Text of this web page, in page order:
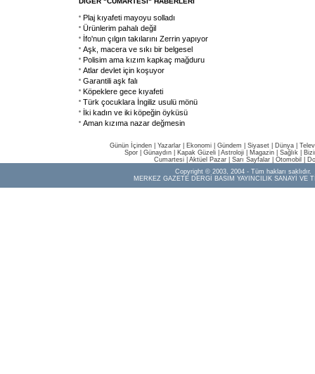
Plaj kıyafeti mayoyu solladı
Ürünlerim pahalı değil
İfo'nun çılgın takılarını Zerrin yapıyor
Aşk, macera ve sıkı bir belgesel
Polisim ama kızım kapkaç mağduru
Atlar devlet için koşuyor
Garantili aşk falı
Köpeklere gece kıyafeti
Türk çocuklara İngiliz usulü mönü
İki kadın ve iki köpeğin öyküsü
Aman kızıma nazar değmesin
Günün İçinden Yazarlar Ekonomi Gündem Siyaset Dünya |
Spor
Günaydın Kapak Güzeli Astroloji Magazin Sağlık
Cumartesi| Aktüel Pazar| Sarı Sayfalar| Otomobil
Copyright © 2003, 2004 - Tüm hakları saklıdır.
MERKEZ GAZETE DERGİ BASIM YAYINCILIK SANAYİ VE